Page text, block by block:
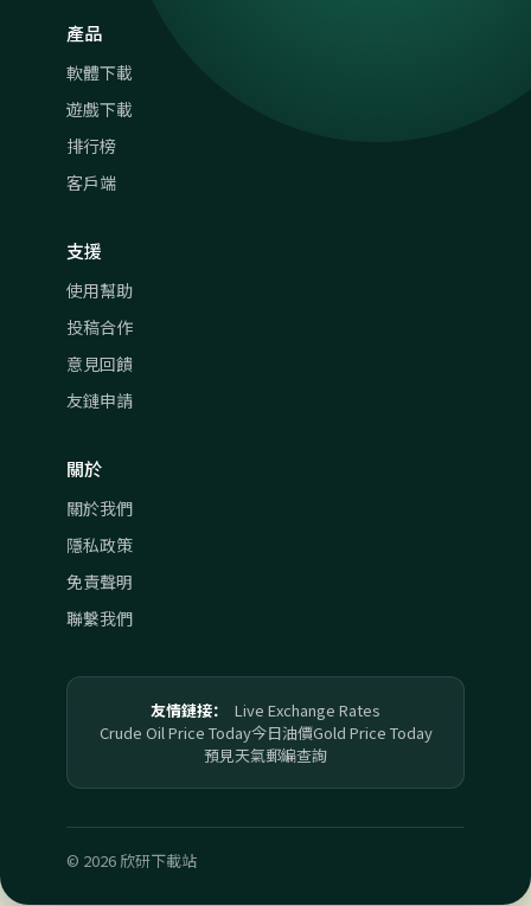
產品
軟體下載
遊戲下載
排行榜
客戶端
支援
使用幫助
投稿合作
意見回饋
友鏈申請
關於
關於我們
隱私政策
免責聲明
聯繫我們
友情鏈接：
Live Exchange Rates
Crude Oil Price Today今日油價Gold Price Today
預見天氣郵編查詢
© 2026 欣研下載站